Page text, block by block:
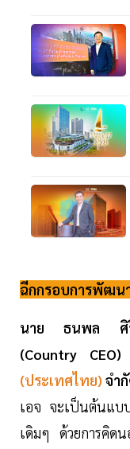
ฉีกกรอบการพัฒน
นาย ธนพล ศิริ
(Country
(ประเทศไทย)จำ
เอจ จะเป็นต้นแบ
เดิมๆ ด้วยการคิด